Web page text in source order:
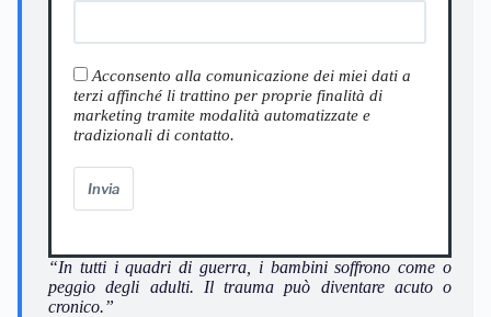
Acconsento alla comunicazione dei miei dati a
terzi affinché li trattino per proprie finalità di
marketing tramite modalità automatizzate e
tradizionali di contatto.
Invia
“In tutti i quadri di guerra, i bambini soffrono come o
peggio degli adulti. Il trauma può diventare acuto o
cronico.”